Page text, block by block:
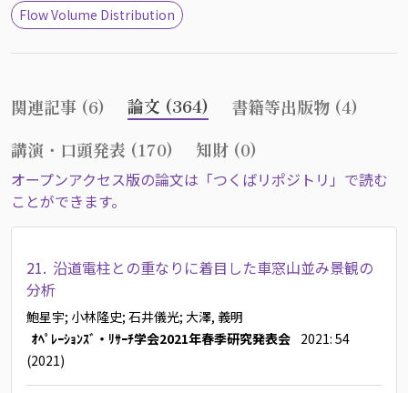
Flow Volume Distribution
関連記事 (6) 論文 (364)
書籍等出版物 (4)
講演・口頭発表 (170)
知財 (0)
オープンアクセス版の論文は「つくばリポジトリ」で読む
ことができます。
21. 沿道電柱との重なりに着目した車窓山並み景観の
分析
鮑星宇; 小林隆史; 石井儀光; 大澤, 義明
ｵﾍﾟﾚｰｼｮﾝｽﾞ・ﾘｻｰﾁ学会2021年春季研究発表会 2021: 54
(2021)